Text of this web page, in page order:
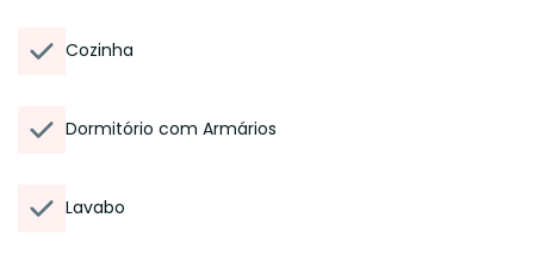
Cozinha
Dormitório com Armários
Lavabo